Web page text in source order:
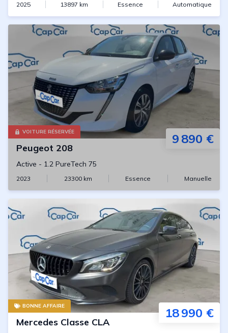
2025 13897 km Essence Automatique
VOITURE RÉSERVÉE 9 890 €
Peugeot 208
Active - 1.2 PureTech 75
2023 23300km Essence Manuelle
BONNE AFFAIRE 18 990 €
Mercedes Classe CLA